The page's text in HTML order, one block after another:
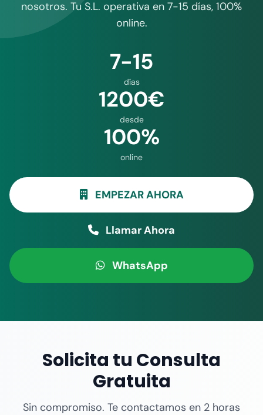
nosotros. Tu S.L. operativa en 7-15 días, 100%
online.
7-15
días
1200€
desde
100%
online
EMPEZAR AHORA
Llamar Ahora
WhatsApp
Solicita tu Consulta
Gratuita
Sin compromiso. Te contactamos en 2 horas